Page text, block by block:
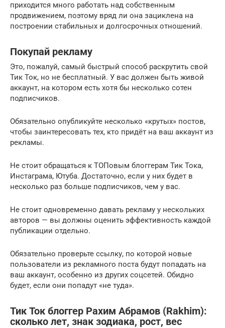
приходится много работать над собственным
продвижением, поэтому вряд ли она зациклена на
построении стабильных и долгосрочных отношений.
Покупай рекламу
Это, пожалуй, самый быстрый способ раскрутить свой
Тик Ток, но не бесплатный. У вас должен быть живой
аккаунт, на котором есть хотя бы несколько сотен
подписчиков.
Обязательно опубликуйте несколько «крутых» постов,
чтобы заинтересовать тех, кто придёт на ваш аккаунт из
рекламы.
Не стоит обращаться к ТОПовым блоггерам Тик Тока,
Инстаграма, Ютуба. Достаточно, если у них будет в
несколько раз больше подписчиков, чем у вас.
Не стоит одновременно давать рекламу у нескольких
авторов — вы должны оценить эффективность каждой
публикации отдельно.
Обязательно проверьте ссылку, по которой новые
пользователи из рекламного поста будут попадать на
ваш аккаунт, особенно из других соцсетей. Обидно
будет, если они попадут «не туда».
Тик Ток блоггер Рахим Абрамов (Rakhim):
сколько лет, знак зодиака, рост, вес